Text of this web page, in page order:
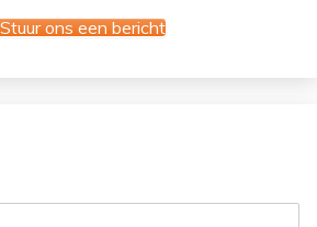
Stuur ons een bericht